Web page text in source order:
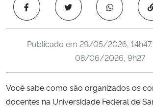
Ministério da Cidadania
Ministério da Ciência, Tecnologia, Inovações e
Publicado em 29/05/2026, 14h47
08/06/2026, 9h27
Você sabe como são organizados os
docentes na Universidade Federal de